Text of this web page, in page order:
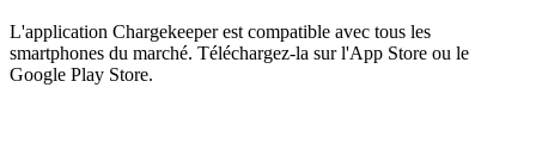
L'application Chargekeeper est compatible avec tous les
smartphones du marché. Téléchargez-la sur l'App Store ou le
Google Play Store.